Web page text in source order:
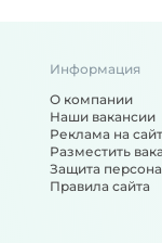
Информация
О компании
Наши вакансии
Реклама на
Разместить
Защита
Правила сайта